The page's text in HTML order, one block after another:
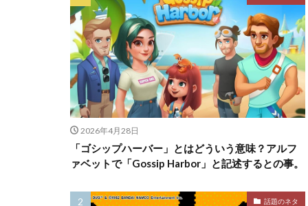
2026年4月28日
「ゴシップハーバー」とはどういう意味？アルフ
ァベットで「Gossip Harbor」と記述するとの事。
話題のネタ